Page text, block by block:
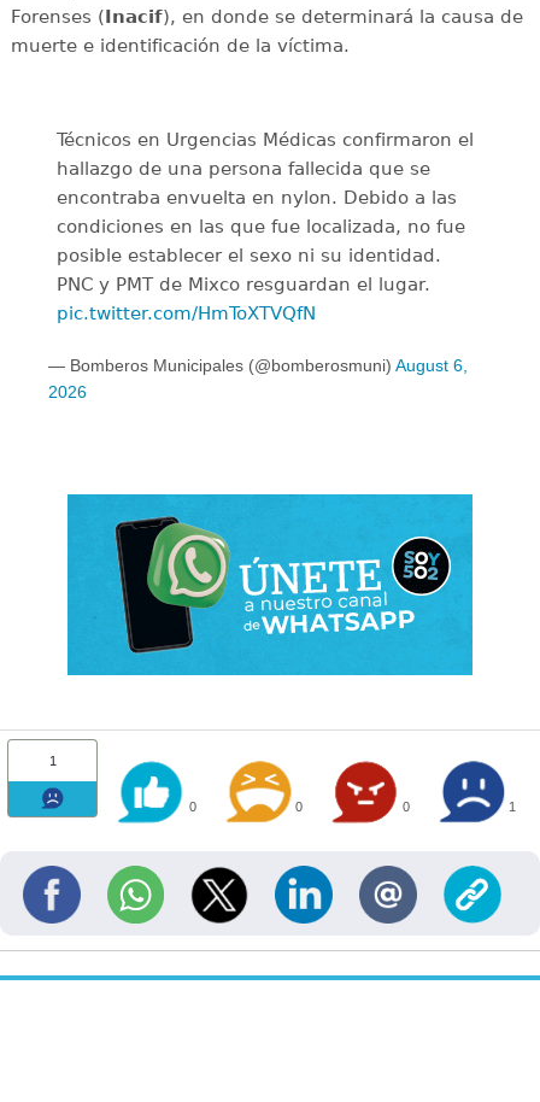
Forenses (Inacif), en donde se determinará la causa de
muerte e identificación de la víctima.
Técnicos en Urgencias Médicas confirmaron el
hallazgo de una persona fallecida que se
encontraba envuelta en nylon. Debido a las
condiciones en las que fue localizada, no fue
posible establecer el sexo ni su identidad.
PNC y PMT de Mixco resguardan el lugar.
pic.twitter.com/HmToXTVQfN
— Bomberos Municipales (@bomberosmuni) August 6,
2026
1
0 0 0 1